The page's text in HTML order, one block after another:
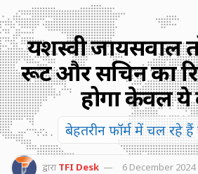
यशस्वी जायसवाल
रूट और सचिन का
होगा केवल ये
बेहतरीन फॉर्म में चल रहे
द्वारा TFI Desk 6 December 2024